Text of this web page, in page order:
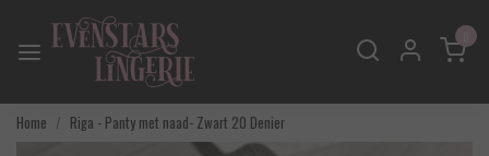
Home Riga - Panty met naad- Zwart 20 Denier